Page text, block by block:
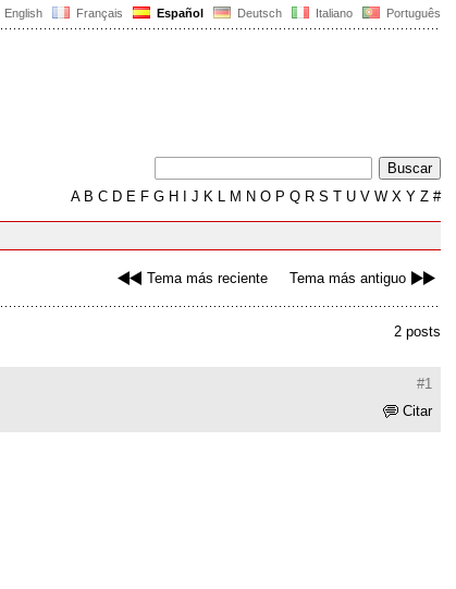
English Français Español Deutsch Italiano Português
AB C D E F G H J K L M N O P Q R S T U V W X Y Z #
Tema más reciente Tema más antiguo
2 posts
#1
Citar